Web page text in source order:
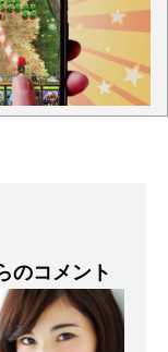
のコメント